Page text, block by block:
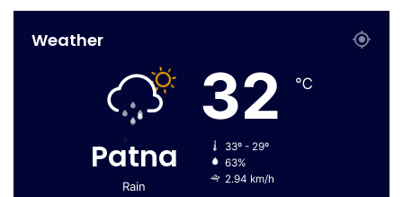
Weather
Patna
Rain
32 ℃
33º - 29º
63%
2.94 km/h